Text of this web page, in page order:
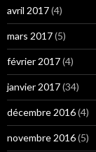
avril 2017(4)
mars 2017(5)
février 2017(4)
janvier 2017(34)
décembre 2016(4)
novembre 2016(5)